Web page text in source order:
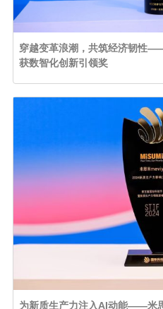
穿越变革浪潮，共筑经济韧性
获数智化创新引领奖
为新质生产力注入AI动能——米